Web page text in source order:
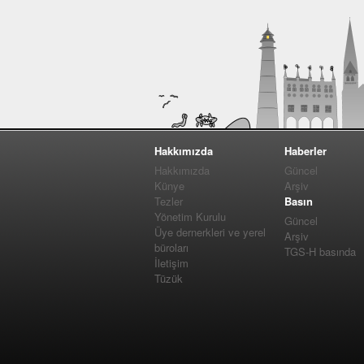
Hakkımızda
Hakkımızda
Künye
Tezler
Yönetim Kurulu
Üye dernerkleri ve yerel
büroları
İletişim
Tüzük
Haberler
Güncel
Arşiv
Basın
Güncel
Arşiv
TGS-H basında